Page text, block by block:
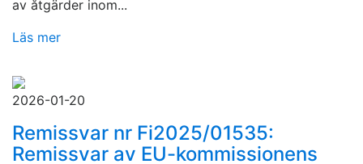
av åtgärder inom...
Läs mer
2026-01-20
Remissvar nr Fi2025/01535:
Remissvar av EU-kommissionens